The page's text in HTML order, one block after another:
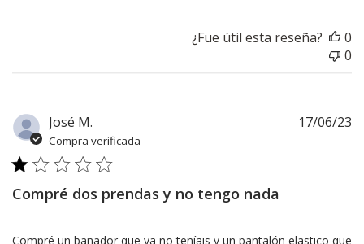
¿Fue útil esta reseña?
0
0
José M.
Compra verificada
Compré dos prendas y no tengo nada
Compré un bañador que ya no teníais y un pantalón elastico que
17/06/23